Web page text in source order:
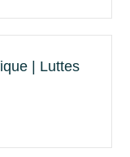
| Luttes